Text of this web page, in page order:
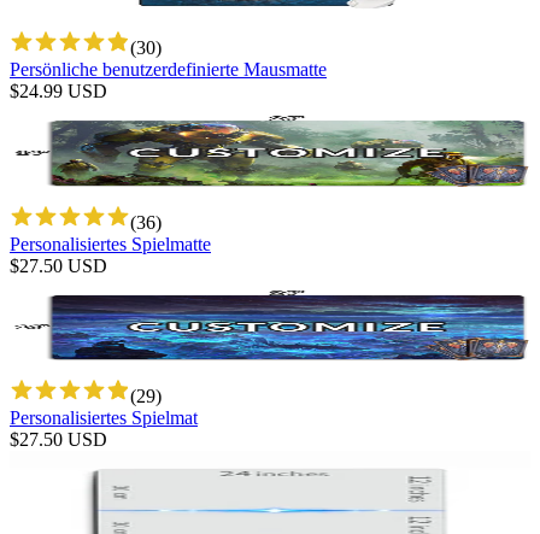
(30)
Persönliche benutzerdefinierte Mausmatte
$24.99 USD
(36)
Personalisiertes Spielmatte
$27.50 USD
(29)
Personalisiertes Spielmat
$27.50 USD